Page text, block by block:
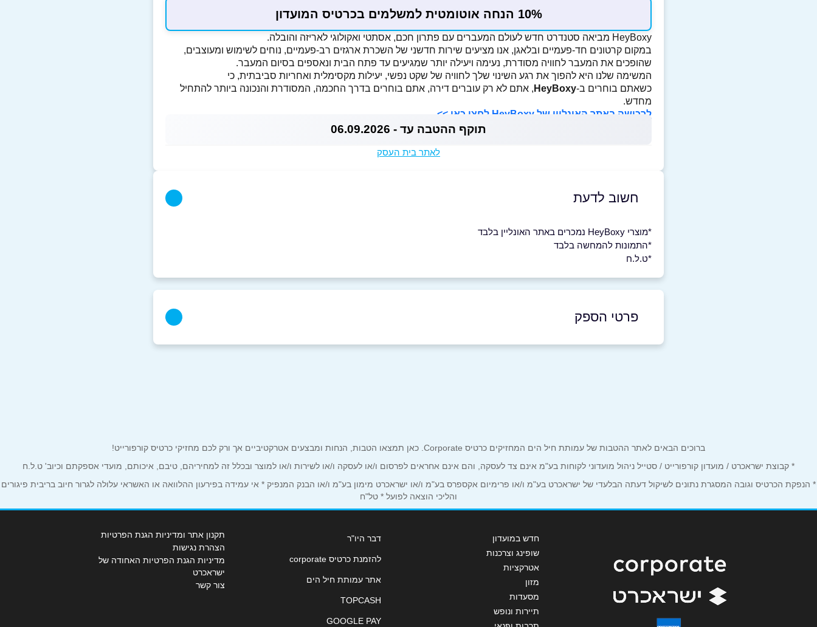
10% הנחה אוטומטית למשלמים בכרטיס המועדון
HeyBoxy מביאה סטנדרט חדש לעולם המעברים עם פתרון חכם, אסתטי ואקולוגי לאריזה והובלה.
במקום קרטונים חד-פעמיים ובלאגן, אנו מציעים שירות חדשני של השכרת ארגזים רב-פעמיים, נוחים לשימוש ומעוצבים,
שהופכים את המעבר לחוויה מסודרת, נעימה ויעילה יותר שמגיעים עד פתח הבית ונאספים בסיום המעבר.
המשימה שלנו היא להפוך את רגע השינוי שלך לחוויה של שקט נפשי, יעילות מקסימלית ואחריות סביבתית, כי
כשאתם בוחרים ב-HeyBoxy , אתם לא רק עוברים דירה, אתם בוחרים בדרך החכמה, המסודרת והנכונה ביותר להתחיל
מחדש.
לרכישה באתר האונליין של HeyBoxy לחצו כאן >>
תוקף ההטבה עד - 06.09.2026
לאתר בית העסק
חשוב לדעת
*מוצרי HeyBoxy נמכרים באתר האונליין בלבד
*התמונות להמחשה בלבד
*ט.ל.ח
פרטי הספק
טלפון* אימייל*
הודעה*
ברוכים הבאים לאתר ההטבות של עמותת חיל הים המחזיקים כרטיס Corporate. כאן תמצאו הטבות, הנחות ומבצעים אטרקטיביים אך ורק לכם מחזיקי כרטיס קורפורייט!
* קבוצת ישראכרט / מועדון קורפורייט / סטייל ניהול מועדוני לקוחות בע"מ אינם צד לעסקה, והם אינם אחראים לפרסום ו/או לעסקה ו/או לשירות ו/או למוצר ובכלל זה למחיריהם, טיבם, איכותם, מועדי אספקתם וכיוב' ט.ל.ח
* הנפקת הכרטיס וגובה המסגרת נתונים לשיקול דעתה הבלעדי של ישראכרט בע"מ ו/או פרימיום אקספרס בע"מ ו/או ישראכרט מימון בע"מ ו/או הבנק המנפיק * אי עמידה בפירעון ההלוואה או האשראי עלולה לגרור חיוב בריבית פיגורים
והליכי הוצאה לפועל * טל"ח
חדש במועדון
שופינג וצרכנות
אטרקציות
מזון
מסעדות
תיירות ונופש
דבר היו"ר
להזמנת כרטיס corporate
אתר עמותת חיל הים
TOPCASH
GOOGLE PAY
תקנון אתר ומדיניות הגנת הפרטיות
הצהרת נגישות
מדיניות הגנת הפרטיות האחודה של
ישראכרט
צור קשר